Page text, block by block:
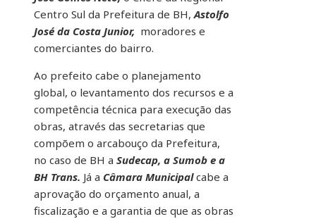
Centro Sul da Prefeitura de BH,Astolfo
José da Costa Junior, moradores e
comerciantes do bairro.
Ao prefeito cabe o planejamento
global, o levantamento dos recursos e a
competência técnica para execução das
obras, através das secretarias que
compõem o arcabouço da Prefeitura,
no caso de BH a Sudecap, a Sumob e a
BH Trans. Já a Câmara Municipal cabe a
aprovação do orçamento anual, a
fiscalização e a garantia de que as obras